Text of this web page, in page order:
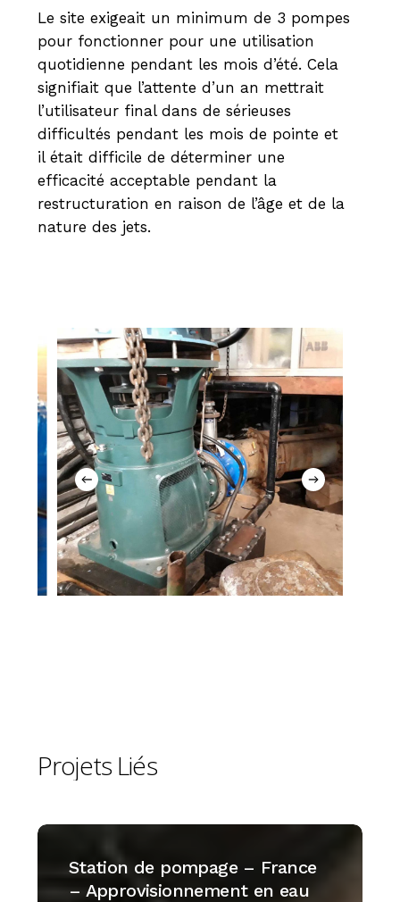
Le site exigeait un minimum de 3 pompes
pour fonctionner pour une utilisation
quotidienne pendant les mois d’été. Cela
signifiait que l’attente d’un an mettrait
l’utilisateur final dans de sérieuses
difficultés pendant les mois de pointe et
il était difficile de déterminer une
efficacité acceptable pendant la
restructuration en raison de l’âge et de la
nature des jets.
Projets Liés
Station
pompage
Station de pompage – France
– Approvisionnement en eau